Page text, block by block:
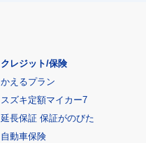
クレジット/保険
かえるプラン
スズキ定額マイカー7
延長保証 保証がのびた
自動車保険